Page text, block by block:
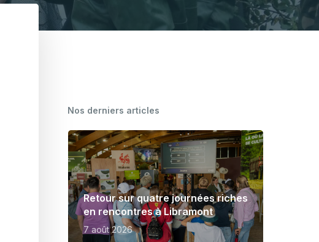
CARTOGRAPHIE DES MEUNERIES
Nos derniers articles
Retour sur quatre journées riches
en rencontres à Libramont
7 août 2026